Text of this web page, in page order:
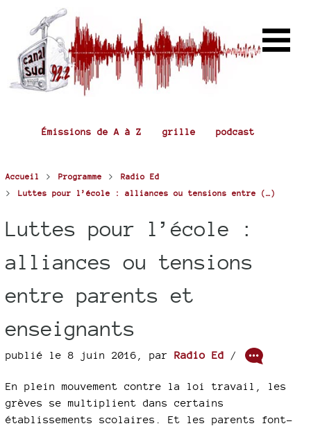
Émissions de A à Z grille podcast
Accueil > Programme > Radio Ed
> Luttes pour l’école : alliances ou tensions entre (…)
Luttes pour l’école :
alliances ou tensions
entre parents et
enseignants
publié le 8 juin 2016 par Radio Ed /
En plein mouvement contre la loi travail, les
grèves se multiplient dans certains
établissements scolaires. Et les parents font-